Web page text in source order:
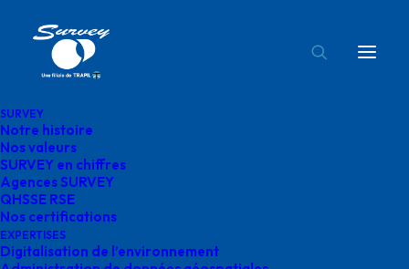
SURVEY
Notre histoire
Nos valeurs
SURVEY en chiffres
Agences SURVEY
QHSSE RSE
Nos certifications
EXPERTISES
Digitalisation de l’environnement
Accueil Intégrité des réseaux